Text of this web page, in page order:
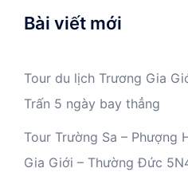
Bài viết mới
Tour du lịch Trương Gia
Trấn 5 ngày bay thẳng
Tour Trường Sa – Phượng
Gia Giới – Thường Đức